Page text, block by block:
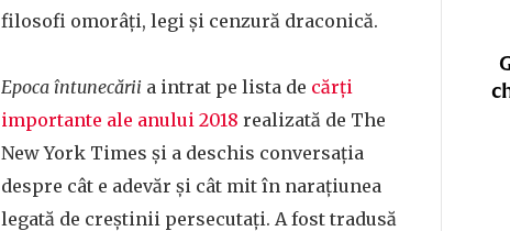
filosofi omorâți, legi și cenzură draconică.
Epoca întunecării a intrat pe lista de cărți
importante ale anului 2018 realizată de The
New York Times și a deschis conversația
despre cât e adevăr și cât mit în narațiunea
legată de creștinii persecutați. A fost tradusă